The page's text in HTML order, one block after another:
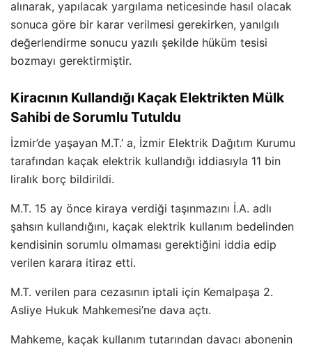
alınarak, yapılacak yargılama neticesinde hasıl olacak
sonuca göre bir karar verilmesi gerekirken, yanılgılı
değerlendirme sonucu yazılı şekilde hüküm tesisi
bozmayı gerektirmiştir.
Kiracının Kullandığı Kaçak Elektrikten Mülk
Sahibi de Sorumlu Tutuldu
İzmir’de yaşayan M.T.’ a, İzmir Elektrik Dağıtım Kurumu
tarafından kaçak elektrik kullandığı iddiasıyla 11 bin
liralık borç bildirildi.
M.T. 15 ay önce kiraya verdiği taşınmazını İ.A. adlı
şahsın kullandığını, kaçak elektrik kullanım bedelinden
kendisinin sorumlu olmaması gerektiğini iddia edip
verilen karara itiraz etti.
M.T. verilen para cezasının iptali için Kemalpaşa 2.
Asliye Hukuk Mahkemesi’ne dava açtı.
Mahkeme, kaçak kullanım tutarından davacı abonenin